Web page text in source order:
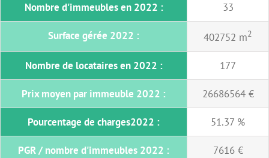
Nombre d'immeubles en 2022 : 33
Surface gérée 2022 : 402752 m2
Nombre de locataires en 2022 : 177
Prix moyen par immeuble 2022 : 26686564 €
Pourcentage de charges2022 : 51.37 %
PGR / nombre d'immeubles 2022 : 7616 €